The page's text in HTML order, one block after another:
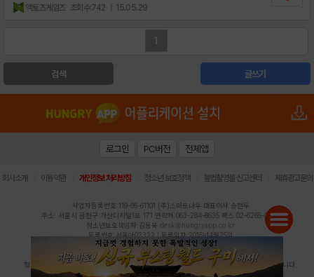
액토즈게임즈 조회수:742 | 15.05.29
1
검색 글쓰기
로그인 PC버전 전체앱
회사소개 이용약관 개인정보 처리방침 청소년 보호정책 불법촬영물 신고센터 제휴광고문의
사업자등록번호:119-86-61101 (주)스마트나우 대표이사:송현두
주소: 서울시 금천구 가산디지털1로 171 연락처:063-284-8635 팩스:02-6265-0377
청소년보호책임자:김동욱 desk@hungryapp.co.kr
등록번호:서울아02322 | 등록일자:2016년4월25일
발행인:(주)스마트나우 송현두 | 편집인:김동욱
헝그리앱의 콘텐츠 및 기사는 저작권법의 보호를 받으므로, 무단 전재, 복사, 배포 등을 금합니다.
Copyright (c) HungryApp All Rights Reserved.